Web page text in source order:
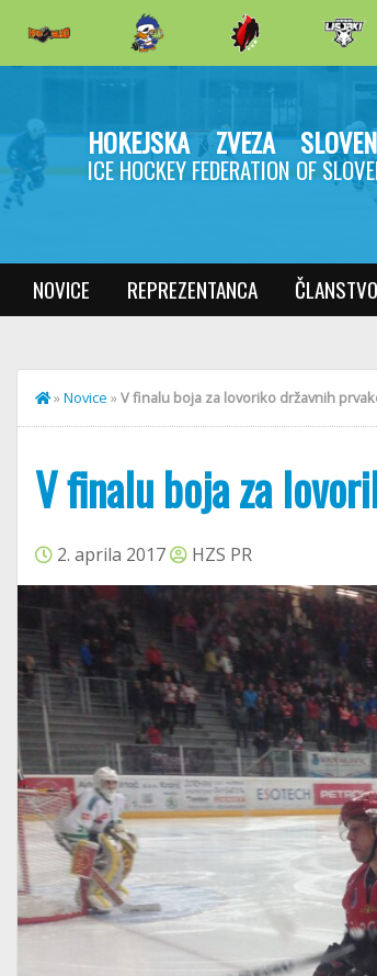
HOKEJSKA ZVEZA
ICE HOCKEY FEDERATION OF
NOVICE REPREZENTANCA ČLANSTVO
»Novice »V finalu boja za lovoriko državnih
V finalu boja za
2. aprila 2017 HZS PR